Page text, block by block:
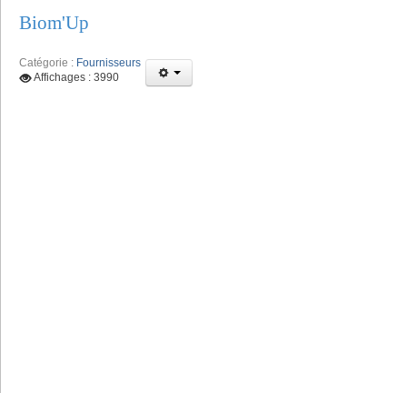
Biom'Up
Catégorie : Fournisseurs
Affichages : 3990